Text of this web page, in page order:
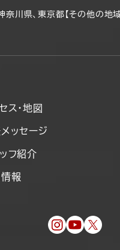
奈川県、東京都【その他の地
ス・地図
ッセージ
フ紹介
報